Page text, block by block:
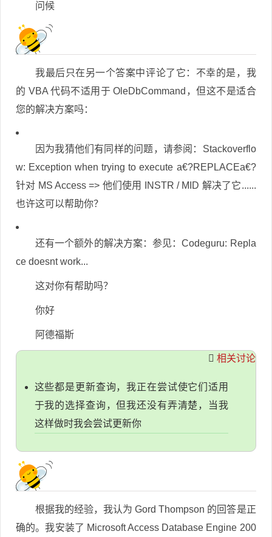
问候
我最后只在另一个答案中评论了它：不幸的是，我
的 VBA 代码不适用于 OleDbCommand，但这不是适合
您的解决方案吗：
因为我猜他们有同样的问题，请参阅：Stackoverflo
w: Exception when trying to execute a€?REPLACEa€?
针对 MS Access => 他们使用 INSTR / MID 解决了它......
也许这可以帮助你？
还有一个额外的解决方案：参见：Codeguru: Repla
ce doesnt work...
这对你有帮助吗？
你好
阿德福斯
相关讨论
这些都是更新查询，我正在尝试使它们适用
于我的选择查询，但我还没有弄清楚，当我
这样做时我会尝试更新你
根据我的经验，我认为 Gord Thompson 的回答是正
确的。我安装了 Microsoft Access Database Engine 200